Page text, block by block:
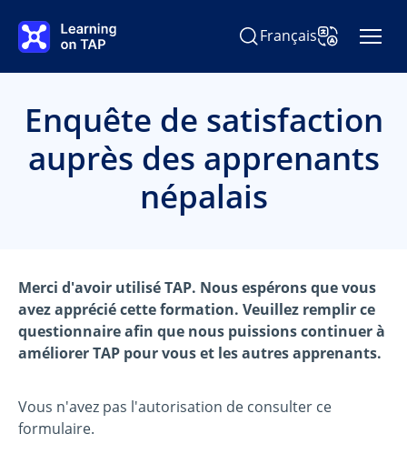
Rechercher Learning on
FrançaisChanger la
Enquête de satisfaction
auprès des apprenants
népalais
Merci d'avoir utilisé TAP. Nous espérons que vous
avez apprécié cette formation. Veuillez remplir ce
questionnaire afin que nous puissions continuer à
améliorer TAP pour vous et les autres apprenants.
Vous n'avez pas l'autorisation de consulter ce
formulaire.